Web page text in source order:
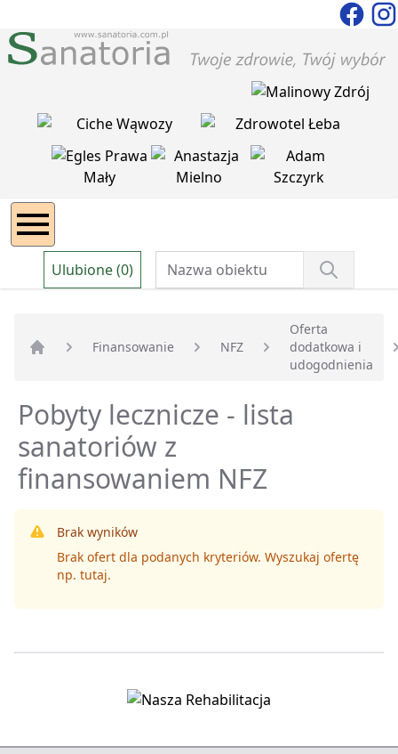
Ulubione (0)
Finansowanie NFZ
Oferta
dodatkowa i
udogodnienia
Pobyty lecznicze - lista
sanatoriów z
finansowaniem NFZ
Brak wyników
Brak ofert dla podanych kryteriów. Wyszukaj ofertę
np. tutaj.